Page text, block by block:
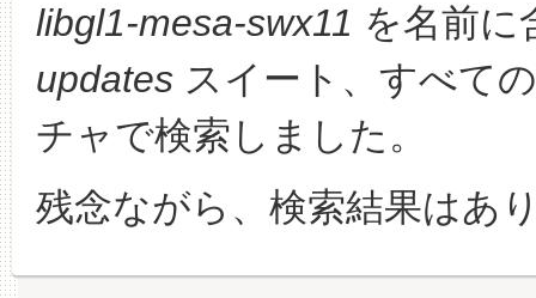
libgl1-mesa-swx11 を名前に
updates スイート、すべて
チャで検索しました。
残念ながら、検索結果はあ